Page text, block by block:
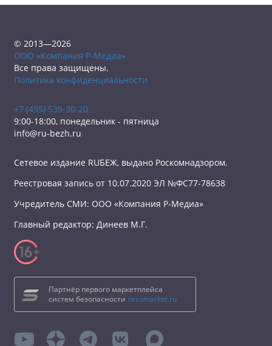
© 2013—2026
ООО «Компания Р-Медиа»
Все права защищены.
Политика конфиденциальности
+7 (495) 539-30-20
9:00-18:00, понедельник - пятница
info@ru-bezh.ru
Сетевое издание RUБЕЖ, выдано Роскомнадзором.
Реестровая запись от 10.07.2020 ЭЛ №ФС77-78638
Учредитель СМИ: ООО «Компания Р-Медиа»
Главный редактор: Динеев М.Г.
Партнёр первого маркетплейса
систем безопасности secumarket.ru